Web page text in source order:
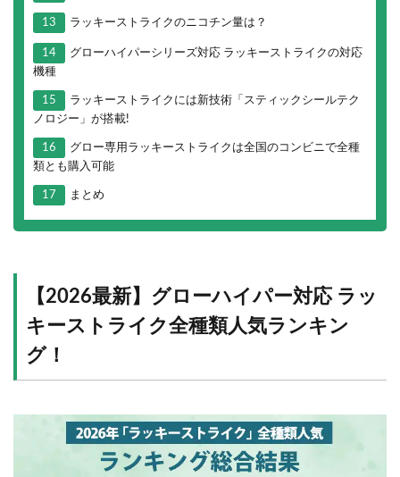
13 ラッキーストライクのニコチン量は？
14
グローハイパーシリーズ対応 ラッキーストライクの対応
機種
15
ラッキーストライクには新技術「スティックシールテク
ノロジー」が搭載!
16
グロー専用ラッキーストライクは全国のコンビニで全種
類とも購入可能
17 まとめ
【2026最新】グローハイパー対応 ラッ
キーストライク全種類人気ランキン
グ！